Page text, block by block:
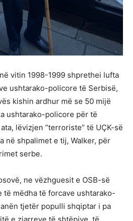
vitin 1998-1999 shprethei lufta
ushtarako-policore të Serbisë,
kishin ardhur më se 50 mijë
ushtarako-policore për të
lëvizjen “terroriste” të UÇK-së
në shpalimet e tij, Walker, për
serbe.
ne vëzhguesit e OSB-së
të mëdha të forcave ushtarako-
tjetër populli shqiptar i pa